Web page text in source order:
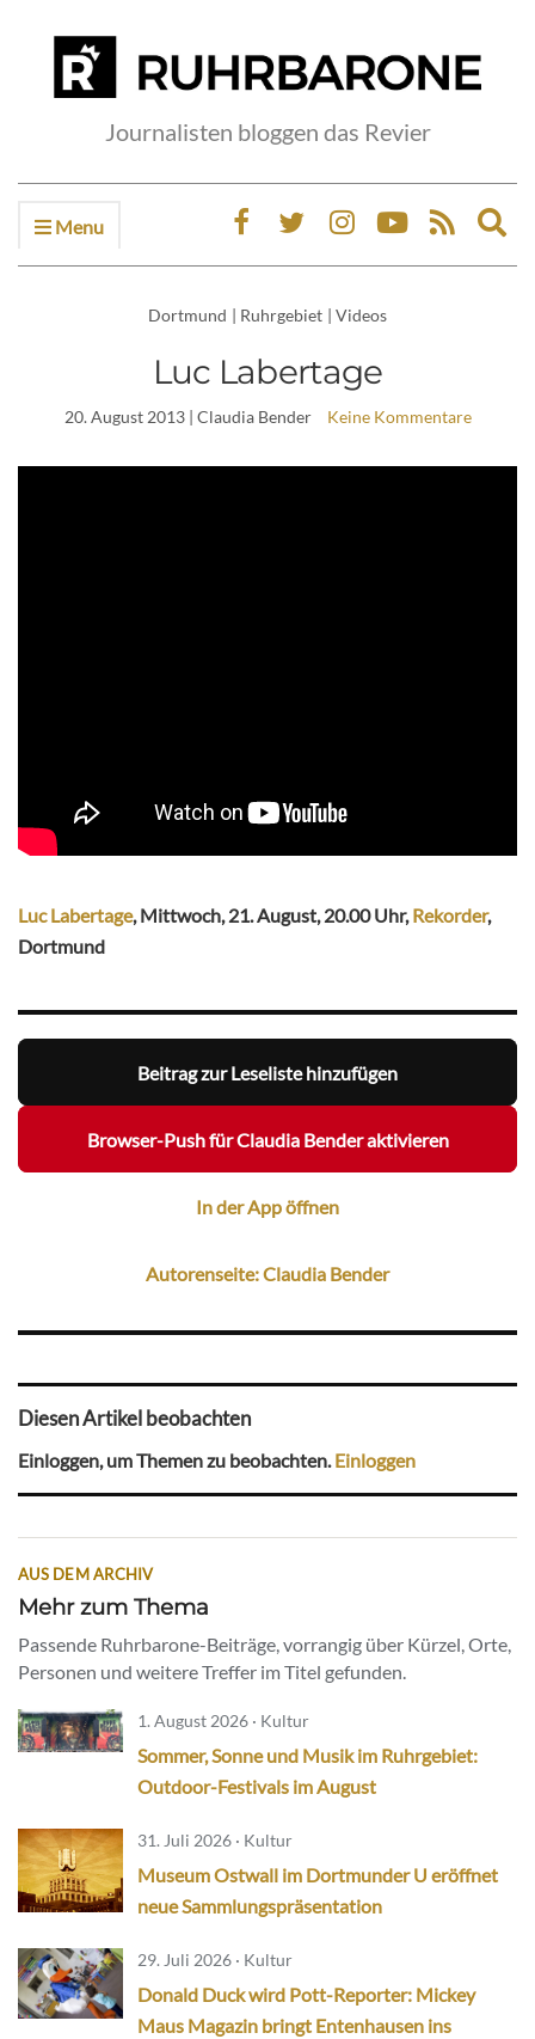
Journalisten bloggen das Revier
Menu
Dortmund | Ruhrgebiet | Videos
Luc Labertage
20. August 2013| Claudia Bender Keine Kommentare
Luc Labertage, Mittwoch, 21. August, 20.00 Uhr,Rekorder,
Dortmund
Beitrag zur Leseliste hinzufügen
Browser-Push für Claudia Bender aktivieren
In der App öffnen
Autorenseite: Claudia Bender
Diesen Artikel beobachten
Einloggen, um Themen zu beobachten.Einloggen
AUS DEM ARCHIV
Mehr zum Thema
Passende Ruhrbarone-Beiträge, vorrangig über Kürzel, Orte,
Personen und weitere Treffer im Titel gefunden.
1. August 2026 · Kultur
Sommer, Sonne und Musik im Ruhrgebiet:
Outdoor-Festivals im August
31. Juli 2026 · Kultur
Museum Ostwall im Dortmunder U eröffnet
neue Sammlungspräsentation
29. Juli 2026 · Kultur
Donald Duck wird Pott-Reporter: Mickey
Maus Magazin bringt Entenhausen ins